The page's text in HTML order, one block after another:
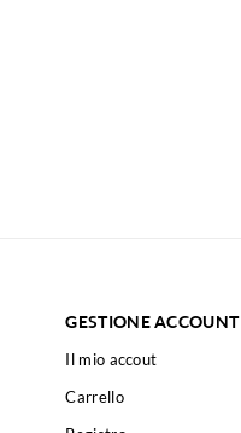
GESTIONE ACCOUNT
Il mio accout
Carrello